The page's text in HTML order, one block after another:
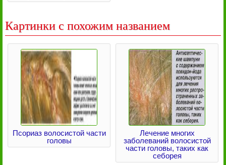
Картинки с похожим названием
Псориаз волосистой части
головы
Лечение многих
заболеваний волосистой
части головы, таких как
себорея